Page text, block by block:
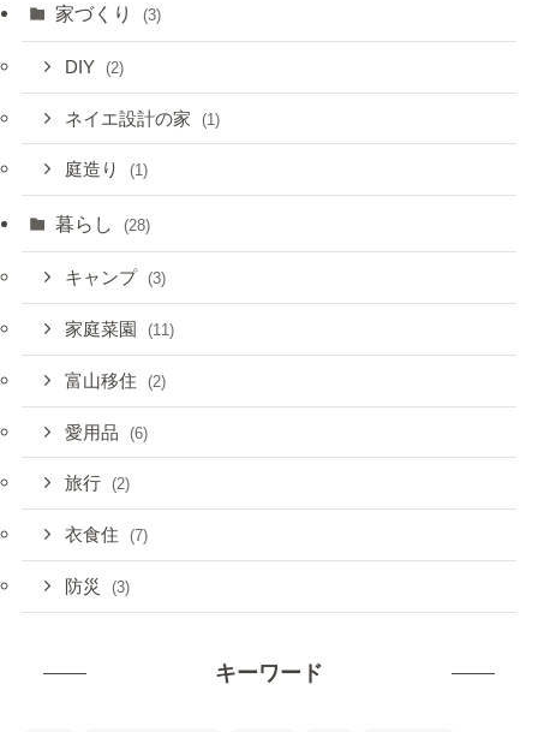
家づくり (3)
DIY (2)
ネイエ設計の家 (1)
庭造り (1)
暮らし (28)
キャンプ (3)
家庭菜園 (11)
富山移住 (2)
愛用品 (6)
旅行 (2)
衣食住 (7)
防災 (3)
キーワード